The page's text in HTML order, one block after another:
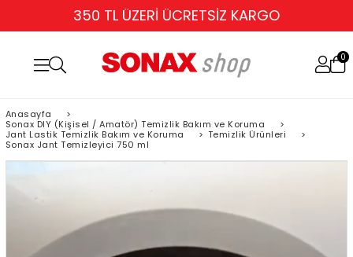
TÜM KARTLARA 6 TAKSİT
0
Anasayfa
>
Sonax DIY (Kişisel / Amatör) Temizlik Bakım ve Koruma
>
Jant Lastik Temizlik Bakım ve Koruma
> Temizlik Ürünleri
>
Sonax Jant Temizleyici 750 ml